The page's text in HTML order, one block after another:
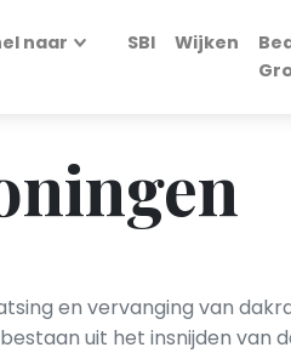
naar SBI Wijken
en vervanging van
uit het insnijden